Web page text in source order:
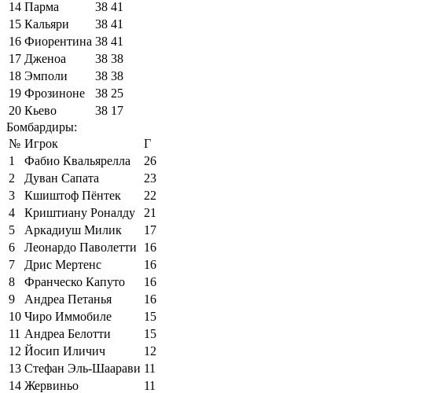
14 Парма 38 41
15 Кальяри 38 41
16 Фиорентина 38 41
17 Дженоа 38 38
18 Эмполи 38 38
19 Фрозиноне 38 25
20 Кьево 38 17
Бомбардиры:
№ Игрок
Г
1
Фабио Квальярелла
26
2
Дуван Сапата
23
3
Кшиштоф Пёнтек
22
4
Криштиану Роналду
21
5
Аркадиуш Милик
17
6
Леонардо Паволетти
16
7
Дрис Мертенс
16
8
Франческо Капуто
16
9
Андреа Петанья
16
10 Чиро Иммобиле
15
11 Андреа Белотти
15
12 Йосип Иличич
12
13 Стефан Эль-Шаарави 11
14 Жервиньо
11